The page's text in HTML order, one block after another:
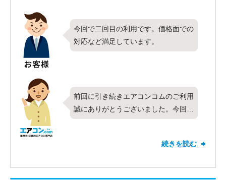
今回で二回目の利用です。価格面での
対応など満足しています。
前回に引き続きエアコンコムのご利用
誠にありがとうございました。今回は
ダイキン製の天吊型、10馬力のツイ
や対応について嬉しいお言葉ありがと
続きを読む